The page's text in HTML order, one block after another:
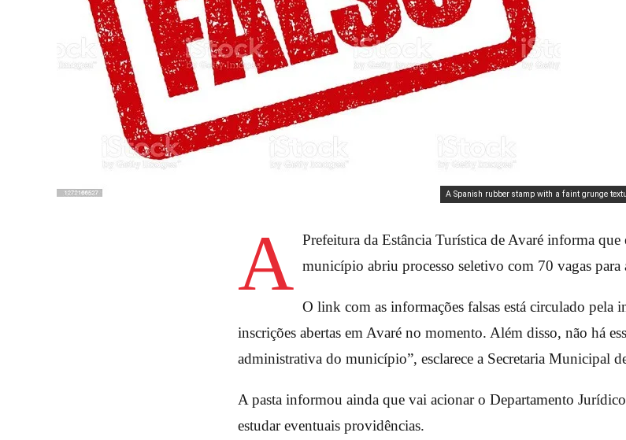
A Spanish rubber stamp with a faint grunge
A Prefeitura da Estância Turística de Avaré informa que
município abriu processo seletivo com 70 vagas para
O link com as informações falsas está circulado pela
inscrições abertas em Avaré no momento. Além disso, não há
administrativa do município”, esclarece a Secretaria Municipal
A pasta informou ainda que vai acionar o Departamento
estudar eventuais providências.